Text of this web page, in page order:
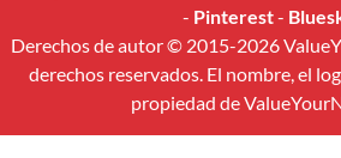
- Pinterest-
Derechos de autor © 2015-2026
derechos reservados. El nombre, el
propiedad de